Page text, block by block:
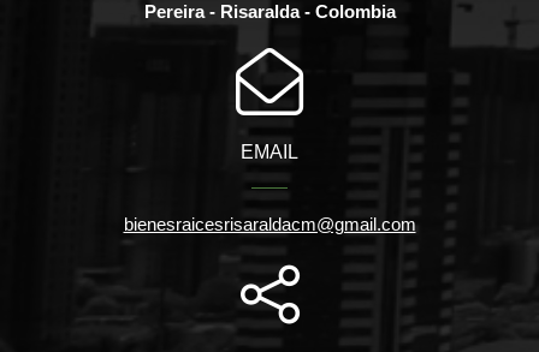
Pereira - Risaralda - Colombia
EMAIL
bienesraicesrisaraldacm@gmail.com